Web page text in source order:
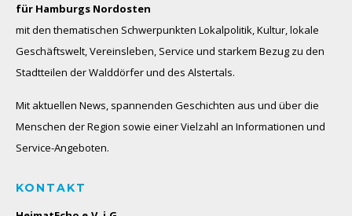
für Hamburgs Nordosten
mit den thematischen Schwerpunkten Lokalpolitik, Kultur, lokale
Geschäftswelt, Vereinsleben, Service und starkem Bezug zu den
Stadtteilen der Walddörfer und des Alstertals.
Mit aktuellen News, spannenden Geschichten aus und über die
Menschen der Region sowie einer Vielzahl an Informationen und
Service-Angeboten.
KONTAKT